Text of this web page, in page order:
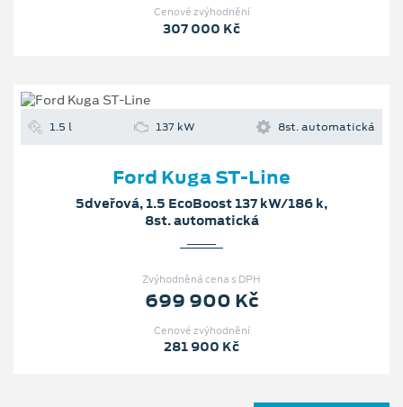
Cenové zvýhodnění
307 000 Kč
1.5 l 137 kW 8st. automatická
Ford Kuga ST-Line
5dveřová, 1.5 EcoBoost 137 kW/186 k,
8st. automatická
Zvýhodněná cena s DPH
699 900 Kč
Cenové zvýhodnění
281 900 Kč